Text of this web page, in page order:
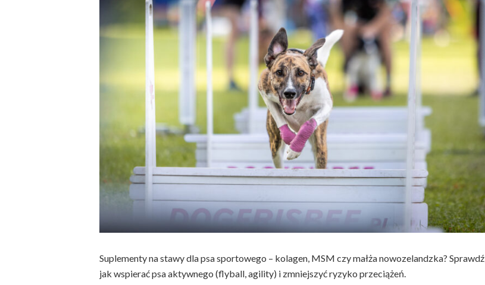
Suplementy na stawy dla psa sportowego – kolagen, MSM czy małża nowozelandzka? Sprawdź,
jak wspierać psa aktywnego (flyball, agility) i zmniejszyć ryzyko przeciążeń.